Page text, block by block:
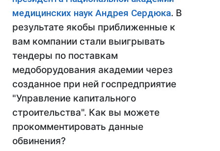
медицинских наук Андрея Сердюка. В
результате якобы приближенные к
вам компании стали выигрывать
тендеры по поставкам
медоборудования академии через
созданное при ней госпредприятие
"Управление капитального
строительства". Как вы можете
прокомментировать данные
обвинения?